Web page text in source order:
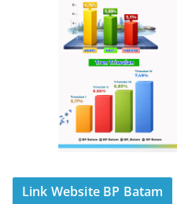
Link Website BP Batam